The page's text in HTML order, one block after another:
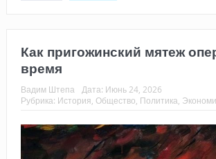
Как пригожинский мятеж
время
Вадим Штепа Дата: Июнь 24, 2026
Рубрика: История, Общество, Политика,